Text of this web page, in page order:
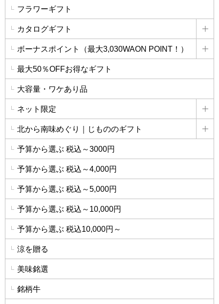
フラワーギフト
カタログギフト
詳
ボーナスポイント（最大3,030WAON POINT！）
詳
最大50％OFFお得なギフト
大容量・ワケあり品
ネット限定
詳
北から南味めぐり｜じもののギフト
詳
予算から選ぶ 税込～3000円
予算から選ぶ 税込～4,000円
予算から選ぶ 税込～5,000円
予算から選ぶ 税込～10,000円
予算から選ぶ 税込10,000円～
涼を贈る
美味銘選
銘柄牛